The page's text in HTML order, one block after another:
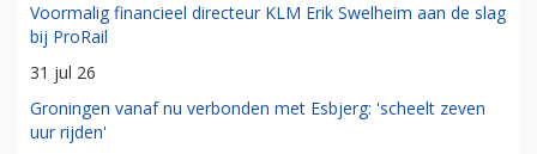
Voormalig financieel directeur KLM Erik Swelheim aan de slag
bij ProRail
31 jul 26
Groningen vanaf nu verbonden met Esbjerg: 'scheelt zeven
uur rijden'